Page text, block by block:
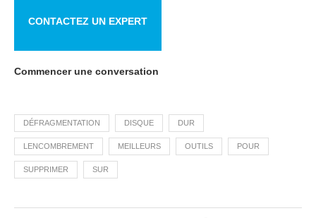
CONTACTEZ UN EXPERT
Commencer une conversation
DÉFRAGMENTATION DISQUE DUR
LENCOMBREMENT MEILLEURS OUTILS POUR
SUPPRIMER SUR